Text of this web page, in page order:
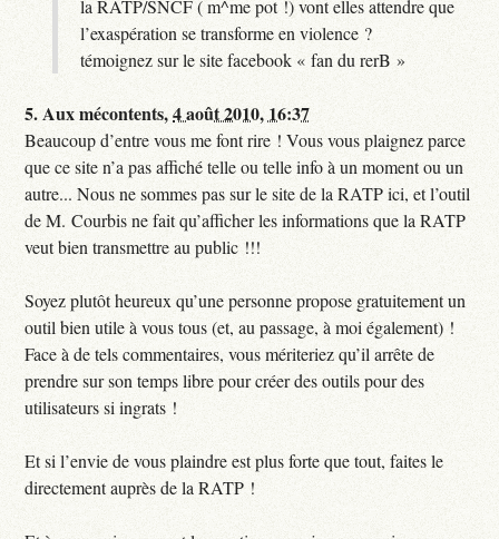
la RATP/SNCF ( m^me pot !) vont elles attendre que
l’exaspération se transforme en violence ?
témoignez sur le site facebook « fan du rerB »
5.Aux mécontents,4 août 2010, 16:37
Beaucoup d’entre vous me font rire ! Vous vous plaignez parce
que ce site n’a pas affiché telle ou telle info à un moment ou un
autre... Nous ne sommes pas sur le site de la RATP ici, et l’outil
de M. Courbis ne fait qu’afficher les informations que la RATP
veut bien transmettre au public !!!
Soyez plutôt heureux qu’une personne propose gratuitement un
outil bien utile à vous tous (et, au passage, à moi également) !
Face à de tels commentaires, vous mériteriez qu’il arrête de
prendre sur son temps libre pour créer des outils pour des
utilisateurs si ingrats !
Et si l’envie de vous plaindre est plus forte que tout, faites le
directement auprès de la RATP !